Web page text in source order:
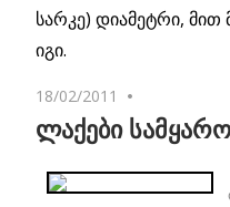
სარკე) დიამეტრი,
იგი.
18/02/2011
ლაქები